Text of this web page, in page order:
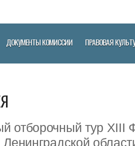
ДОКУМЕНТЫ КОМИССИИ ПРАВОВАЯ
отборочный тур XIII
Ленинградской